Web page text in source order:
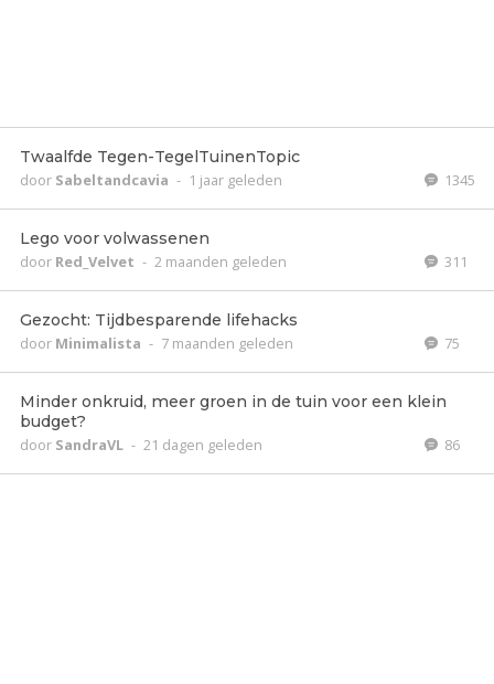
Twaalfde Tegen-TegelTuinenTopic
door Sabeltandcavia - 1 jaar geleden 1345
Lego voor volwassenen
door Red_Velvet - 2 maanden geleden 311
Gezocht: Tijdbesparende lifehacks
door Minimalista - 7 maanden geleden 75
Minder onkruid, meer groen in de tuin voor een klein
budget?
door SandraVL - 21 dagen geleden 86